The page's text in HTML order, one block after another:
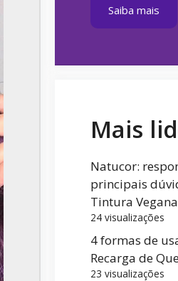
Saiba mais
Mais
Natucor:
principais
Tintura
24 visualizações
4 formas de
Recarga de
23 visualizações